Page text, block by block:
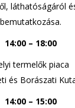
láthatóságáról
bemutatkozása.
14:00 – 18:00
termelők piaca
és Borászati
14:00 – 15:00